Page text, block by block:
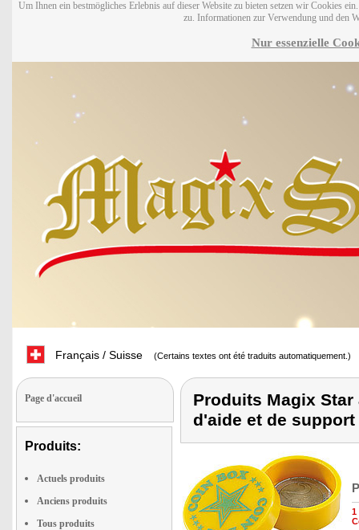
Um Ihnen ein bestmögliches Erlebnis auf dieser Website zu bieten setzen wir Cookies
zu. Informationen zur Verwendung und den
Nur essenzielle
Français / Suisse (Certains textes ont été traduits automatiquement.)
Page d'accueil
Produits:
Actuels produits
Anciens produits
Tous produits
Produits Magix
d'aide et de support
1